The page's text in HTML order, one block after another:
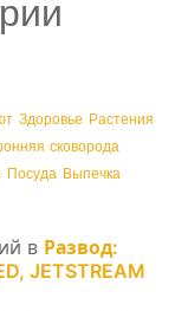
Здоровье Растения
сковорода
Посуда Выпечка
в Развод:
JETSTREAM